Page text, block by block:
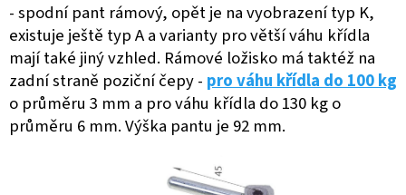
- spodní pant rámový, opět je na vyobrazení typ K,
existuje ještě typ A a varianty pro větší váhu křídla
mají také jiný vzhled. Rámové ložisko má taktéž na
zadní straně poziční čepy - pro váhu křídla do 100 kg
o průměru 3 mm a pro váhu křídla do 130 kg o
průměru 6 mm. Výška pantu je 92 mm.